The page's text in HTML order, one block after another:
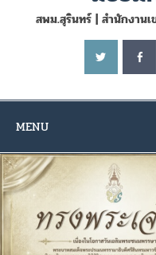
สพม.สุรินทร์ | สำนักงาน
MENU